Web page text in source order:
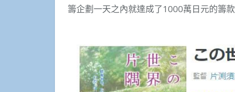
籌企劃一天之內就達成了1000萬日元的籌